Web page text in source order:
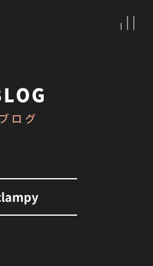
ブログ